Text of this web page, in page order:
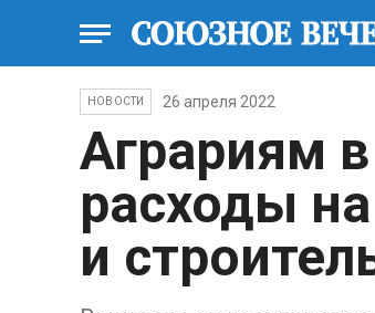
НОВОСТИ 26 апреля 2022
Аграриям
расходы
и